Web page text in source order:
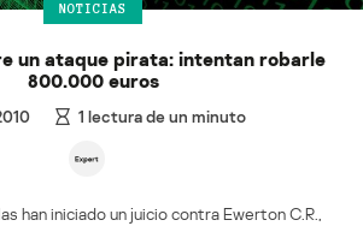
NOTICIAS
un ataque pirata: intentan robarle
800.000 euros
1 lectura de un minuto
han iniciado un juicio contra Ewerton C.R.,